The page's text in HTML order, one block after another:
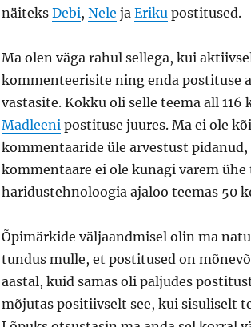
näiteks Debi, Nele ja Erikupostitused.
Ma olen väga rahul sellega, kui
kommenteerisite ning enda postituse
vastasite. Kokku oli selle teema all
Madleenipostituse juures. Ma ei ole
kommentaaride üle arvestust
kommentaare ei ole kunagi varem
haridustehnoloogia ajaloo teemas 50
Õpimärkide väljaandmisel olin ma
tundus mulle, et postitused on
aastal, kuid samas oli paljudes
mõjutas positiivselt see, kui sisuliselt